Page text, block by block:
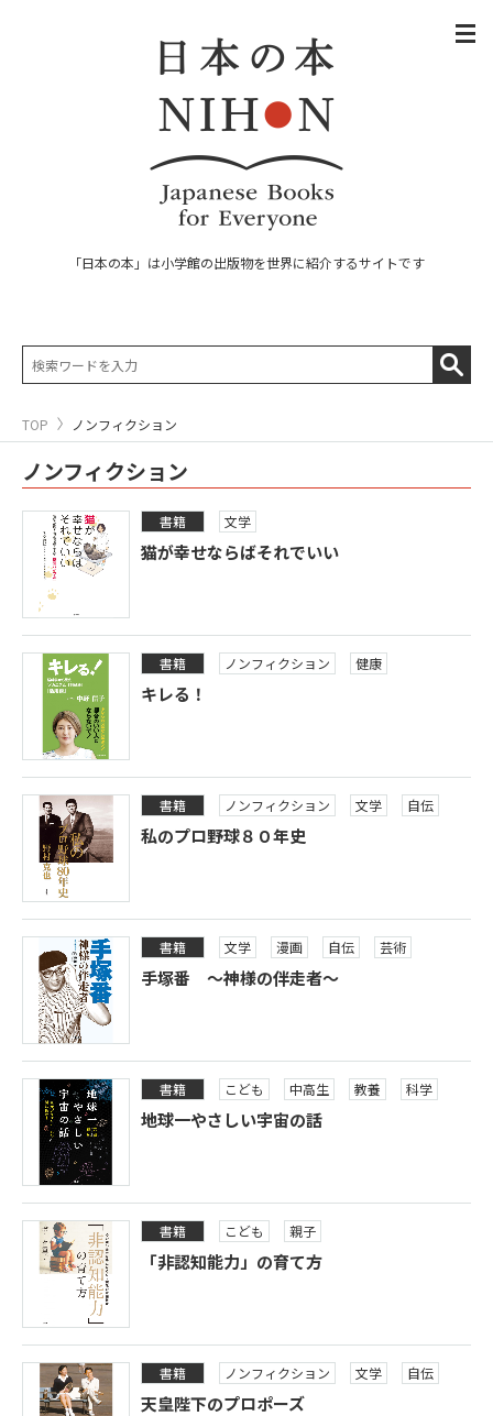
「日本の本」は小学館の出版物を世界に紹介するサイトです
TOP ノンフィクション
ノンフィクション
書籍 文学
猫が幸せならばそれでいい
書籍 ノンフィクション 健康
キレる！
書籍 ノンフィクション 文学 自伝
私のプロ野球８０年史
書籍 文学 漫画 自伝 芸術
手塚番 ～神様の伴走者～
書籍 こども 中高生 教養 科学
地球一やさしい宇宙の話
書籍 こども 親子
「非認知能力」の育て方
書籍 ノンフィクション 文学 自伝
天皇陛下のプロポーズ